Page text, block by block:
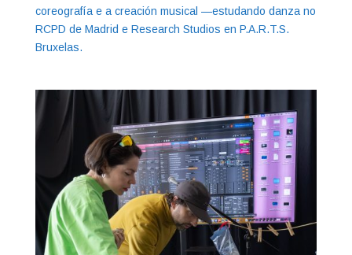
coreografía e a creación musical —estudando danza no
RCPD de Madrid e Research Studios en P.A.R.T.S.
Bruxelas.